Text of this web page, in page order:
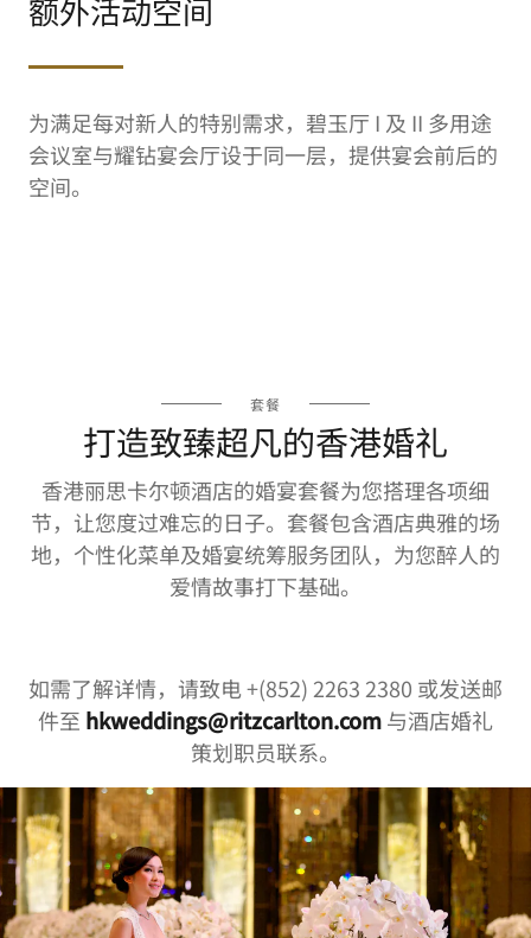
额外活动空间
为满足每对新人的特别需求，碧玉厅 I 及 II 多用途
会议室与耀钻宴会厅设于同一层，提供宴会前后的
空间。
套餐
打造致臻超凡的香港婚礼
香港丽思卡尔顿酒店的婚宴套餐为您搭理各项细
节，让您度过难忘的日子。套餐包含酒店典雅的场
地，个性化菜单及婚宴统筹服务团队，为您醉人的
爱情故事打下基础。
如需了解详情，请致电 +(852) 2263 2380 或发送邮
件至 hkweddings@ritzcarlton.com与酒店婚礼
策划职员联系。